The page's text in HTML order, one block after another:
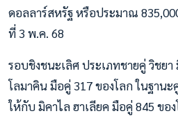
ดอลลาร์สหรัฐ หรือประมาณ
ที่ 3 พ.ค. 68
รอบชิงชนะเลิศ ประเภทชายคู่ วิชย
โลมาคิน มือคู่ 317 ของโลก ในฐานะ
ให้กับ มิคาไล ฮาเลียค มือคู่ 845 ขอ